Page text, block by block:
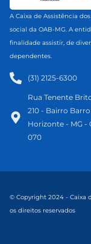
A Caixa de Assistência
social da OAB-MG. A
finalidade assistir, de
dependentes.
(31) 2125-6300​
Rua Tenente
210 - Bairro
Horizonte - MG -
070
© Copyright 2024 - Caixa
os direitos reservados